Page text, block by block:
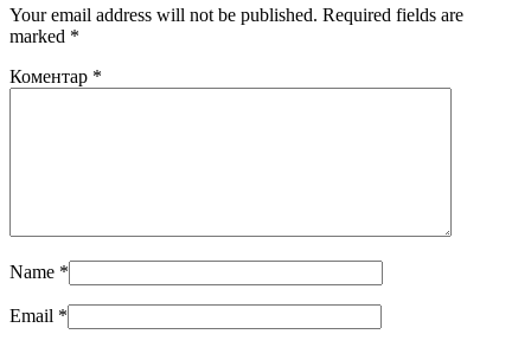
Your email address will not be published. Required fields are
marked *
Коментар *
Name *
Email *